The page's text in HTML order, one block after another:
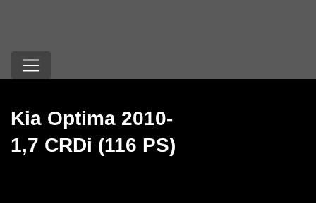
Kia Optima 2010-
1,7 CRDi (116 PS)